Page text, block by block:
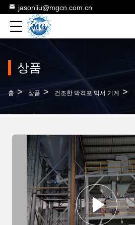
jasonliu@mgcn.com.cn
상품
홈 > 상품 > 건조한 박격포 믹서 기계 >